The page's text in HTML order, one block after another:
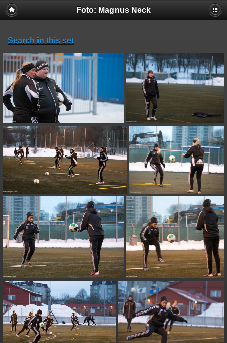
Foto: Magnus Neck
Search in this set